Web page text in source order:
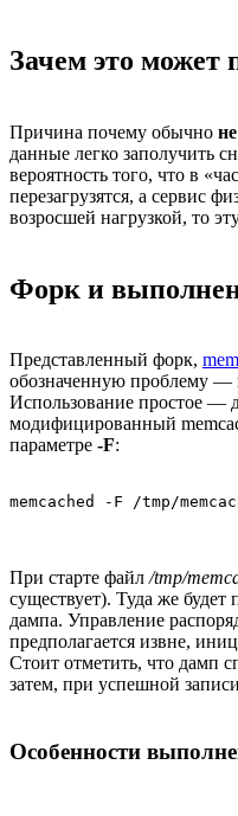
Зачем это может
Причина почему обычно
данные легко заполучить
вероятность того, что в
перезагрузятся, а сервис
возросшей нагрузкой, то
Форк и
Представленный форк,
обозначенную проблему —
Использование простое —
модифицированный
параметре -F:
При старте файл/tmp/
существует). Туда же будет
дампа. Управление
предполагается извне,
Стоит отметить, что дамп
затем, при успешной
Особенности